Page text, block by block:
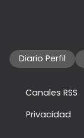
Diario Perfil
Canales RSS
Privacidad